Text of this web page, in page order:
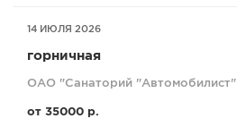
14 ИЮЛЯ 2026
горничная
ОАО "Санаторий "Автомобилист"
от 35000 р.